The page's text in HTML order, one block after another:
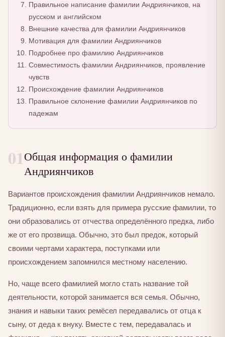
Правильное написание фамилии Андриянчиков, на
русском и английском
Внешние качества для фамилии Андриянчиков
Мотивация для фамилии Андриянчиков
Подробнее про фамилию Андриянчиков
Совместимость фамилии Андриянчиков, проявление
чувств
Происхождение фамилии Андриянчиков
Правильное склонение фамилии Андриянчиков по
падежам
01Общая информация о фамилии
Андриянчиков
Вариантов происхождения фамилии Андриянчиков немало.
Традиционно, если взять для примера русские фамилии, то
они образовались от отчества определённого предка, либо
же от его прозвища. Обычно, это был предок, который
своими чертами характера, поступками или
происхождением запомнился местному населению.
Но, чаще всего фамилией могло стать название той
деятельности, которой занимается вся семья. Обычно,
знания и навыки таких ремёсел передавались от отца к
сыну, от деда к внуку. Вместе с тем, передавалась и